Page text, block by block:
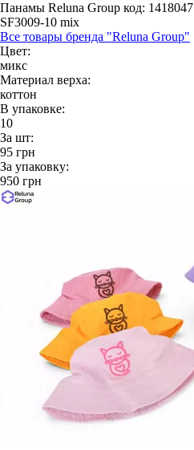
Панамы Reluna Group код: 1418047
SF3009-10 mix
Все товары бренда "Reluna Group"
Цвет:
микс
Материал верха:
коттон
В упаковке:
10
За шт:
95 грн
За упаковку:
950 грн